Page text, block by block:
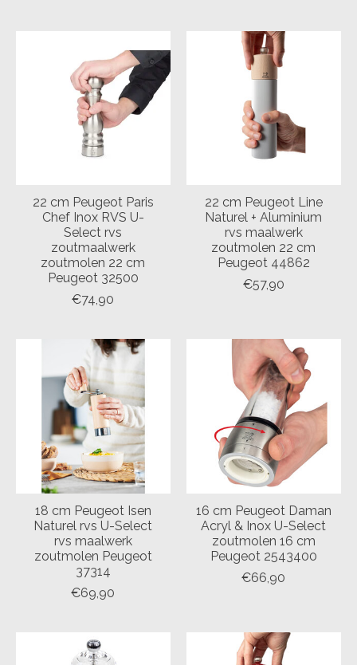
22 cm Peugeot Paris
Chef Inox RVS U-
Select rvs
zoutmaalwerk
zoutmolen 22 cm
Peugeot 32500
€74,90
22 cm Peugeot Line
Naturel + Aluminium
rvs maalwerk
zoutmolen 22 cm
Peugeot 44862
€57,90
18 cm Peugeot Isen
Naturel rvs U-Select
rvs maalwerk
zoutmolen Peugeot
37314
€69,90
16 cm Peugeot Daman
Acryl & Inox U-Select
zoutmolen 16 cm
Peugeot 2543400
€66,90